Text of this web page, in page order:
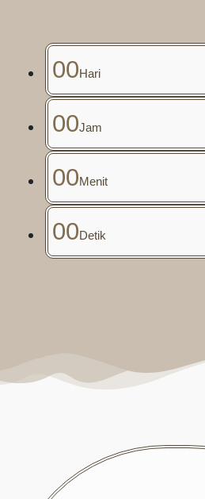
00Hari
00Jam
00Menit
00Detik